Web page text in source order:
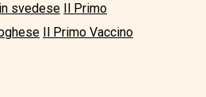
svedese Il Primo
Il Primo Vaccino